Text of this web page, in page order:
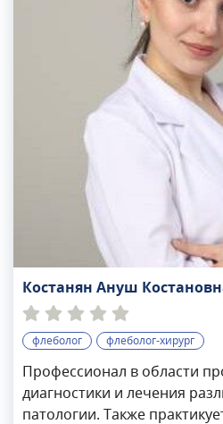
Костанян Ануш
флеболог флеболог-хирург
Профессионал в области
диагностики и лечения
патологии. Также